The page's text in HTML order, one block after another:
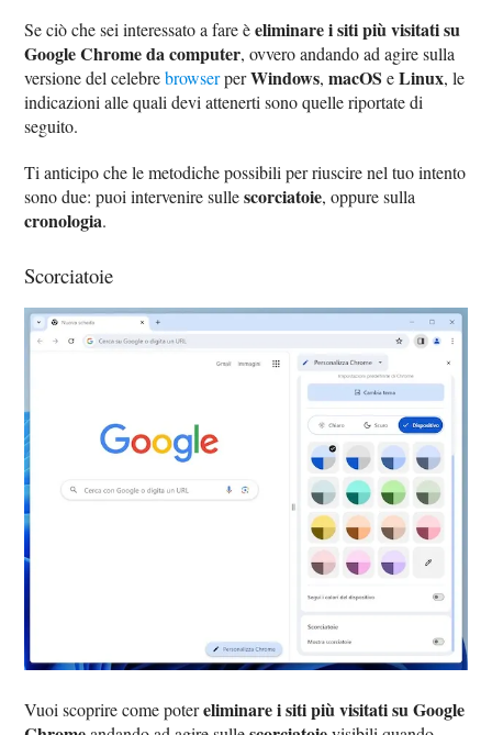
Se ciò che sei interessato a fare èeliminare i siti più visitati su
Google Chrome da computer, ovvero andando ad agire sulla
versione del celebrebrowserperWindows,macOS eLinux, le
indicazioni alle quali devi attenerti sono quelle riportate di
seguito.
Ti anticipo che le metodiche possibili per riuscire nel tuo intento
sono due: puoi intervenire sullescorciatoie, oppure sulla
cronologia.
Scorciatoie
Vuoi scoprire come potereliminare i siti più visitati su Google